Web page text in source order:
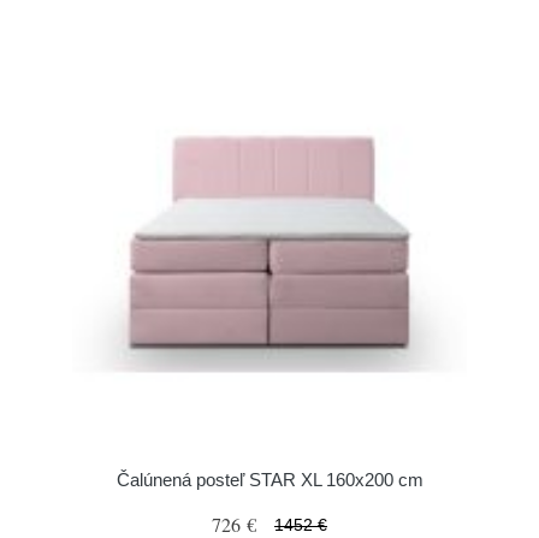
Čalúnená posteľ STAR XL 160x200 cm
726 € 1452 €